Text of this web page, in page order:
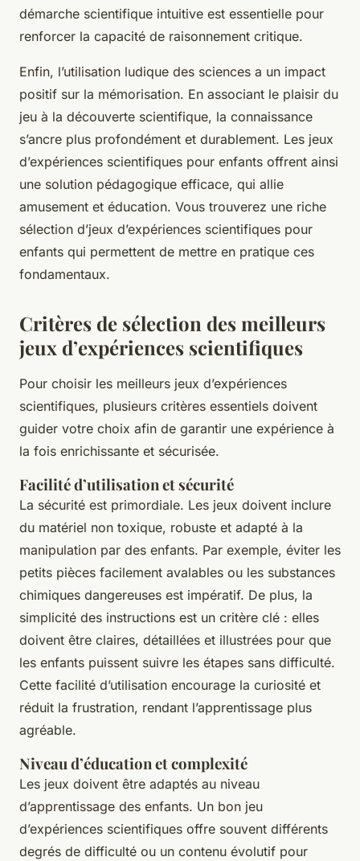
démarche scientifique intuitive est essentielle pour
renforcer la capacité de raisonnement critique.
Enfin, l’utilisation ludique des sciences a un impact
positif sur la mémorisation. En associant le plaisir du
jeu à la découverte scientifique, la connaissance
s’ancre plus profondément et durablement. Les jeux
d’expériences scientifiques pour enfants offrent ainsi
une solution pédagogique efficace, qui allie
amusement et éducation. Vous trouverez une riche
sélection d’jeux d’expériences scientifiques pour
enfants qui permettent de mettre en pratique ces
fondamentaux.
Critères de sélection des meilleurs
jeux d’expériences scientifiques
Pour choisir les meilleurs jeux d’expériences
scientifiques, plusieurs critères essentiels doivent
guider votre choix afin de garantir une expérience à
la fois enrichissante et sécurisée.
Facilité d’utilisation et sécurité
La sécurité est primordiale. Les jeux doivent inclure
du matériel non toxique, robuste et adapté à la
manipulation par des enfants. Par exemple, éviter les
petits pièces facilement avalables ou les substances
chimiques dangereuses est impératif. De plus, la
simplicité des instructions est un critère clé : elles
doivent être claires, détaillées et illustrées pour que
les enfants puissent suivre les étapes sans difficulté.
Cette facilité d’utilisation encourage la curiosité et
réduit la frustration, rendant l’apprentissage plus
agréable.
Niveau d’éducation et complexité
Les jeux doivent être adaptés au niveau
d’apprentissage des enfants. Un bon jeu
d’expériences scientifiques offre souvent différents
degrés de difficulté ou un contenu évolutif pour